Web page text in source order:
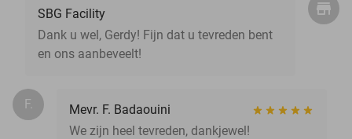
SBG Facility
Dank u wel, Gerdy! Fijn dat u tevreden bent
en ons aanbeveelt!
F.
Mevr. F. Badaouini
We zijn heel tevreden, dankjewel!